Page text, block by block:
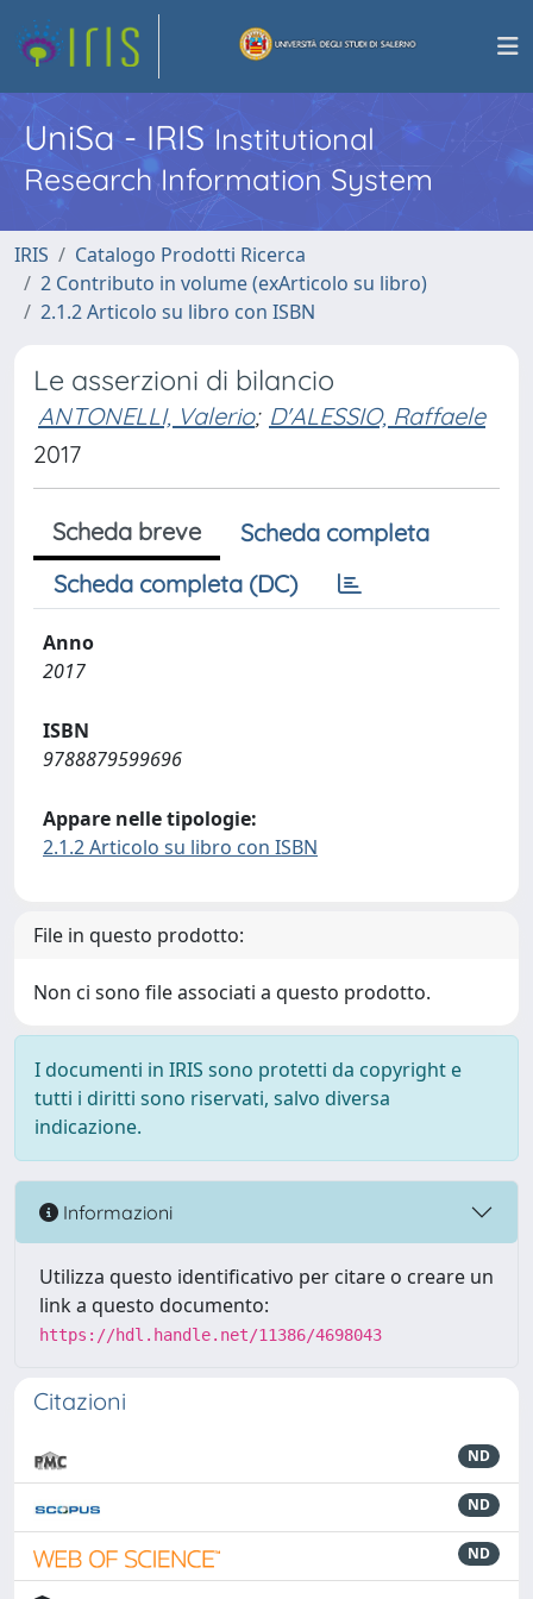
UniSa - IRISInstitutional
Research Information System
IRIS
Catalogo Prodotti Ricerca
2 Contributo in volume (exArticolo su libro)
2.1.2 Articolo su libro con ISBN
Le asserzioni di bilancio
ANTONELLI, Valerio; D'ALESSIO, Raffaele
2017
Scheda breve
Scheda completa
Scheda completa (DC)
Anno
2017
ISBN
9788879599696
Appare nelle tipologie:
2.1.2 Articolo su libro con ISBN
File in questo prodotto:
Non ci sono file associati a questo prodotto.
I documenti in IRIS sono protetti da copyright e
tutti i diritti sono riservati, salvo diversa
indicazione.
Informazioni
Utilizza questo identificativo per citare o creare un
link a questo documento:
https://hdl.handle.net/11386/4698043
Citazioni
ND
ND
ND